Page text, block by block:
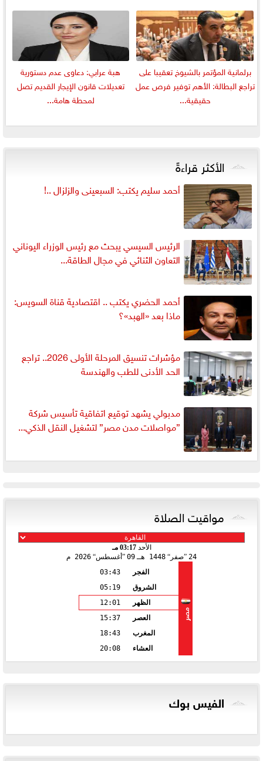
برلمانية المؤتمر بالشيوخ تعقيبا على
تراجع البطالة: الأهم توفير فرص عمل
حقيقية...
هبة عرابي: دعاوى عدم دستورية
تعديلات قانون الإيجار القديم تصل
لمحطة هامة...
الأكثر قراءةً
أحمد سليم يكتب: السبعينى والزلزال ..!
الرئيس السيسي يبحث مع رئيس الوزراء اليوناني
التعاون الثنائي في مجال الطاقة...
أحمد الحضري يكتب .. اقتصادية قناة السويس:
ماذا بعد «الهبد»؟
مؤشرات تنسيق المرحلة الأولى 2026.. تراجع
الحد الأدنى للطب والهندسة
مدبولي يشهد توقيع اتفاقية تأسيس شركة
”مواصلات مدن مصر” لتشغيل النقل الذكي...
مواقيت الصلاة
الأحد03:17 مـ
24 صفر 1448 هـ 09 أغسطس 2026 م
مصر
الفجر
03:43
الشروق
05:19
الظهر
12:01
العصر
15:37
المغرب
18:43
العشاء
20:08
الفيس بوك